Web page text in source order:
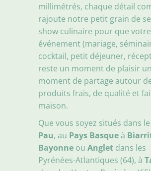
millimétrés, chaque détail
rajoute notre petit grain de
show culinaire pour que votre
événement (mariage,
cocktail, petit déjeuner,
reste un moment de plaisir
moment de partage autour
produits frais, de qualité et
maison.
Que vous soyez situés dans le
Pau, au Pays Basqueà
Bayonne ouAnglet dans les
Pyrénées-Atlantiques (64), à